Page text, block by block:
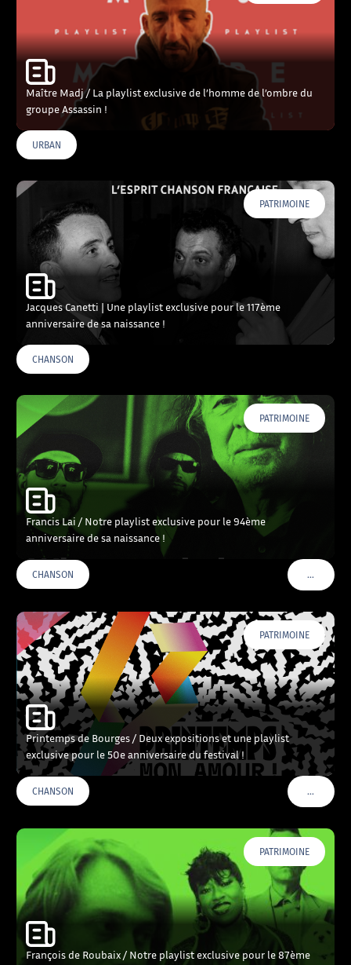
Maître Madj / La playlist exclusive de l’homme de l’ombre du
groupe Assassin !
URBAN
PATRIMOINE
Jacques Canetti | Une playlist exclusive pour le 117ème
anniversaire de sa naissance !
CHANSON
PATRIMOINE
Francis Lai / Notre playlist exclusive pour le 94ème
anniversaire de sa naissance !
CHANSON …VOIR
PATRIMOINE
Printemps de Bourges / Deux expositions et une playlist
exclusive pour le 50e anniversaire du festival !
CHANSON …VOIR
PATRIMOINE
François de Roubaix / Notre playlist exclusive pour le 87ème